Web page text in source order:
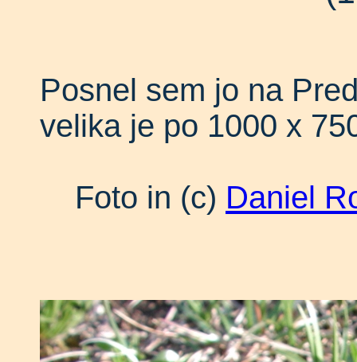
Posnel sem jo na
velika je po 1000 x
Foto in (c) Daniel